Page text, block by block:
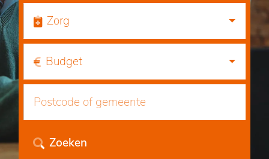
Zorg
Budget
Zoeken